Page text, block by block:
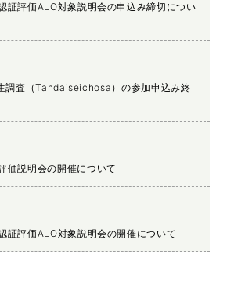
証評価ALO対象説明会の申込み締切につい
調査（Tandaiseichosa）の参加申込み終
価説明会の開催について
証評価ALO対象説明会の開催について